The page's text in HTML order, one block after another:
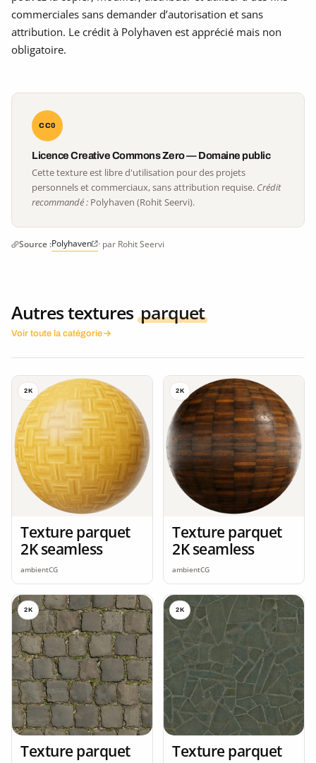
commerciales sans demander d’autorisation et sans
attribution. Le crédit à Polyhaven est apprécié mais non
obligatoire.
CC0
Licence Creative Commons Zero — Domaine public
Cette texture est libre d'utilisation pour des projets
personnels et commerciaux, sans attribution requise. Crédit
recommandé : Polyhaven (Rohit Seervi).
Source :Polyhaven · par Rohit Seervi
Autres textures parquet
Voir toute la catégorie
2K
Texture parquet
2K seamless
ambientCG
2K
Texture parquet
2K seamless
ambientCG
2K
Texture parquet
2K
Texture parquet